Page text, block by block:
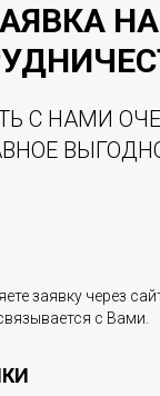
НА
С НАМИ
заявку через
с Вами.